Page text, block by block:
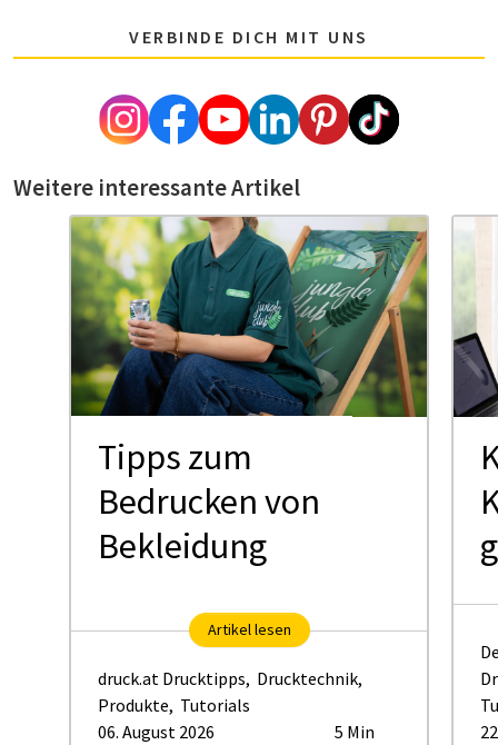
VERBINDE DICH MIT UNS
Weitere interessante Artikel
Tipps zum
Bedrucken von
Bekleidung
Artikel lesen
druck.at Drucktipps, Drucktechnik,
Produkte, Tutorials
06. August 2026
5 Min